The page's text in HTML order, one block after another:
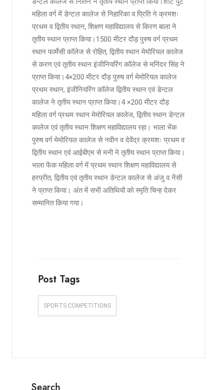
महिला वर्ग में डेन्टल कालेज से निहारिका व प्रिति ने क्रमशः
प्रथम व द्वितीय स्थान, शिक्षण महाविद्यालय से किरण बाला ने
तृतीय स्थान प्राप्त किया।1500 मीटर दौड़ पुरुष वर्ग प्रथम
स्थान फार्मेसी कॉलेज से रोहित, द्वितीय स्थान मेमोरियल कालेज
से करण एवं तृतीय स्थान इंजीनियरिंग कॉलेज से मनिंदर सिंह ने
प्राप्त किया।4×200 मीटर दौड़ पुरुष वर्ग मेमोरियल कालेज
प्रथम स्थान, इंजीनियरिंग कॉलेज द्वितीय स्थान एवं डेन्टल
कालेज ने तृतीय स्थान प्राप्त किया।4 ×200 मीटर दौड़
महिला वर्ग प्रथम स्थान मेमोरियल कालेज, द्वितीय स्थान डेन्टल
कालेज एवं तृतीय स्थान शिक्षण महाविद्यालय रहा। भाला भेंक
पुरुष वर्ग मेमोरियल कालेज से नवीन व देवेंद्र क्रमशः प्रथम व
द्वितीय स्थान एवं आईबीएम से मनी ने तृतीय स्थान प्राप्त किया।
भाला फेंक महिला वर्ग में प्रथम स्थान शिक्षण महाविद्यालय से
हरप्रीत, द्वितीय एवं तृतीय स्थान डेन्टल कालेज से अंजु व नेंसी
ने प्राप्त किया। अंत में सभी अतिथियों को स्मृति चिन्ह देकर
सम्मानित किया गया।
Post Tags
SPORTS COMPETITIONS